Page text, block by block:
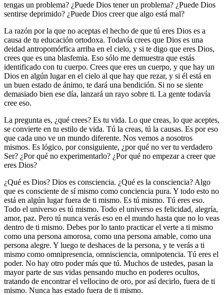
tengas un problema? ¿Puede Dios tener un problema? ¿Puede Dios
sentirse deprimido? ¿Puede Dios creer que algo está mal?
La razón por la que no aceptas el hecho de que tú eres Dios es a
causa de tu educación ortodoxa. Todavía crees que Dios es una
deidad antropomórfica arriba en el cielo, y si te digo que eres Dios,
crees que es una blasfemia. Eso sólo me demuestra que estás
identificado con tu cuerpo. Crees que eres un cuerpo, y que hay un
Dios en algún lugar en el cielo al que hay que rezar, y si él está en
un buen estado de ánimo, te dará una bendición. Si no se siente
demasiado bien ese día, lanzará un rayo sobre ti. La gente todavía
cree eso.
La pregunta es, ¿qué crees? Es tu vida. Lo que creas, lo que aceptes,
se convierte en tu estilo de vida. Tú la creas, tú la causas. Es por eso
que cada uno ve un mundo diferente. Nos vemos a nosotros
mismos. Es lógico, por consiguiente, ¿por qué no ver tu verdadero
Ser? ¿Por qué no experimentarlo? ¿Por qué no empezar a creer que
eres Dios?
¿Qué es Dios? Dios es consciencia. ¿Qué es la consciencia? Algo
que es consciente de sí mismo como conciencia pura. Y todo esto no
está en algún lugar fuera de ti mismo. Es tú mismo. Tú eres eso.
Todo el universo es tú mismo. Todo el universo es felicidad, alegría,
amor, paz. Pero tú nunca verás eso en el mundo hasta que no lo veas
dentro de ti mismo. Debes por lo tanto practicar el verte a ti mismo
como una persona amorosa, como una persona amable, como una
persona alegre. Y luego te deshaces de la persona, y te verás a ti
mismo como omnipresencia, omnisciencia, omnipotencia. Tú eres el
poder. No hay otro poder más que tú. Muchos de ustedes, pasan la
mayor parte de sus vidas pensando mucho en poderes ocultos,
tratando de encontrar el vellocino de oro, por así decirlo, fuera de ti
mismo. Nunca has estado fuera de ti mismo.